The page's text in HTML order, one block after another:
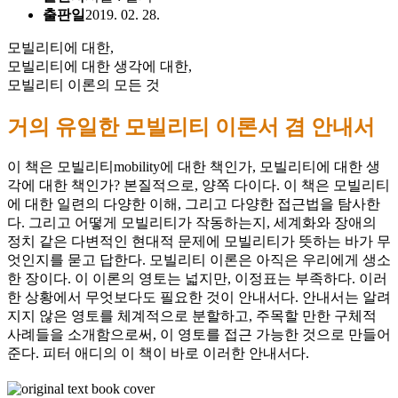
출판일 2019. 02. 28.
모빌리티에 대한,
모빌리티에 대한 생각에 대한,
모빌리티 이론의 모든 것
거의 유일한 모빌리티 이론서 겸 안내서
이 책은 모빌리티mobility에 대한 책인가, 모빌리티에 대한 생
각에 대한 책인가? 본질적으로, 양쪽 다이다. 이 책은 모빌리티
에 대한 일련의 다양한 이해, 그리고 다양한 접근법을 탐사한
다. 그리고 어떻게 모빌리티가 작동하는지, 세계화와 장애의
정치 같은 다변적인 현대적 문제에 모빌리티가 뜻하는 바가 무
엇인지를 묻고 답한다. 모빌리티 이론은 아직은 우리에게 생소
한 장이다. 이 이론의 영토는 넓지만, 이정표는 부족하다. 이러
한 상황에서 무엇보다도 필요한 것이 안내서다. 안내서는 알려
지지 않은 영토를 체계적으로 분할하고, 주목할 만한 구체적
사례들을 소개함으로써, 이 영토를 접근 가능한 것으로 만들어
준다. 피터 애디의 이 책이 바로 이러한 안내서다.